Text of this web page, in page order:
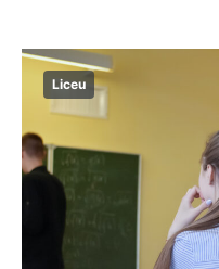
Liceu